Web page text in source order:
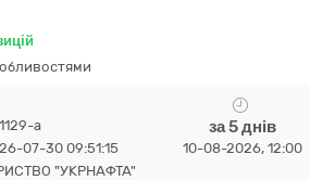
a
07-30 09:51:15
"УКPНAФТА"
за 5 днів
10-08-2026, 12:00